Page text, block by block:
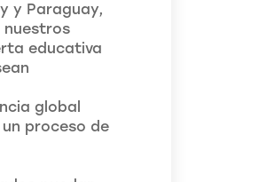
y Paraguay,
nuestros
educativa
global
proceso de